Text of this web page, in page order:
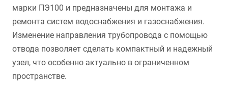
марки ПЭ100 и предназначены для монтажа и
ремонта систем водоснабжения и газоснабжения.
Изменение направления трубопровода с помощью
отвода позволяет сделать компактный и надежный
узел, что особенно актуально в ограниченном
пространстве.